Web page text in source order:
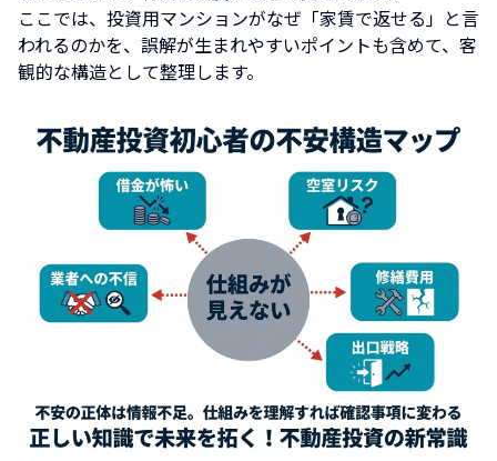
ここでは、投資用マンションがなぜ「家賃で返せる」と言
われるのかを、誤解が生まれやすいポイントも含めて、客
観的な構造として整理します。